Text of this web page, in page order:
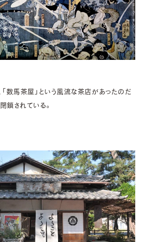
「数馬茶屋」という風流な茶店があったのだ
鎖されている。